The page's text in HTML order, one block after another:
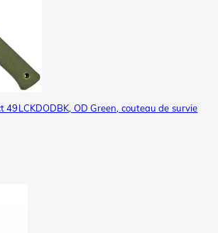
49LCKDODBK, OD Green, couteau de survie